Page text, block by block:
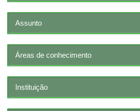
Assunto
Áreas de conhecimento
Instituição